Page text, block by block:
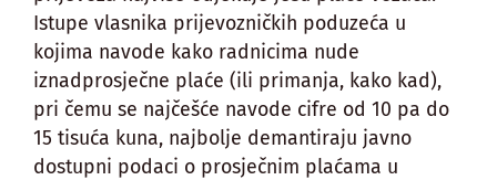
Istupe vlasnika prijevozničkih poduzeća u
kojima navode kako radnicima nude
iznadprosječne plaće (ili primanja, kako kad),
pri čemu se najčešće navode cifre od 10 pa do
15 tisuća kuna, najbolje demantiraju javno
dostupni podaci o prosječnim plaćama u